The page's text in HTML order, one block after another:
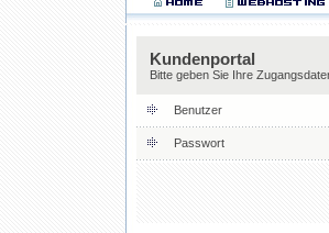
Kundenportal
Bitte geben Sie Ihre
Benutzer
Passwort